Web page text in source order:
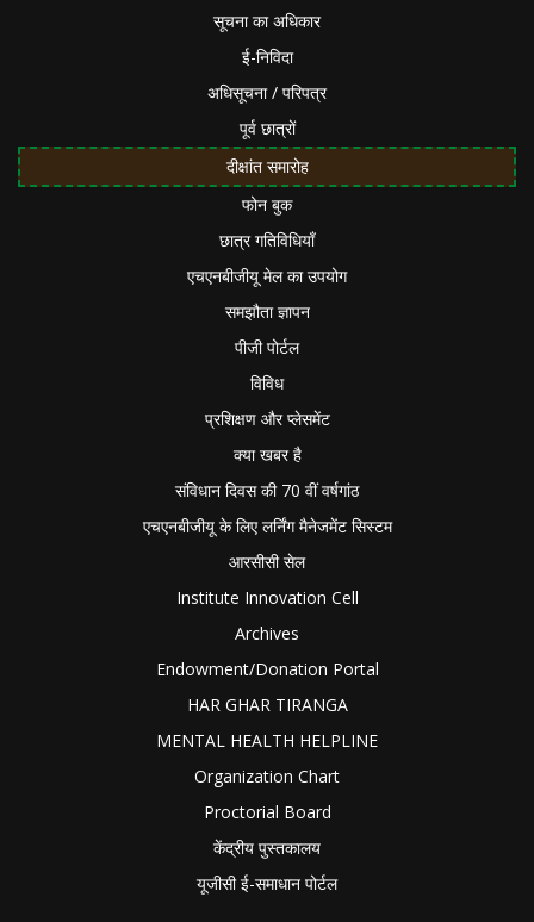
सूचना का अधिकार
ई-निविदा
अधिसूचना / परिपत्र
पूर्व छात्रों
दीक्षांत समारोह
फोन बुक
छात्र गतिविधियाँ
एचएनबीजीयू मेल का उपयोग
समझौता ज्ञापन
पीजी पोर्टल
विविध
प्रशिक्षण और प्लेसमेंट
क्या खबर है
संविधान दिवस की 70 वीं वर्षगांठ
एचएनबीजीयू के लिए लर्निंग मैनेजमेंट सिस्टम
आरसीसी सेल
Institute Innovation Cell
Archives
Endowment/Donation Portal
HAR GHAR TIRANGA
MENTAL HEALTH HELPLINE
Organization Chart
Proctorial Board
केंद्रीय पुस्तकालय
यूजीसी ई-समाधान पोर्टल